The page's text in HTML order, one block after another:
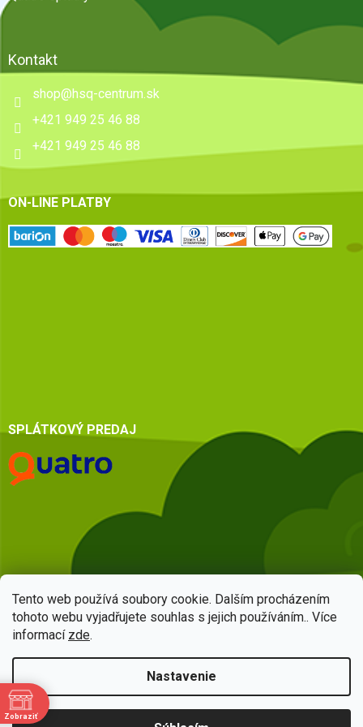
Tento web používá soubory cookie. Dalším procházením
tohoto webu vyjadřujete souhlas s jejich používáním.. Více
informací zde.
Nastavenie
Kontakt
shop@hsq-centrum.sk
+421 949 25 46 88
+421 949 25 46 88
ON-LINE PLATBY
SPLÁTKOVÝ PREDAJ
Copyright 2026HSQ centrum. Všetky práva vyhradené.Upraviť
Zobraziť